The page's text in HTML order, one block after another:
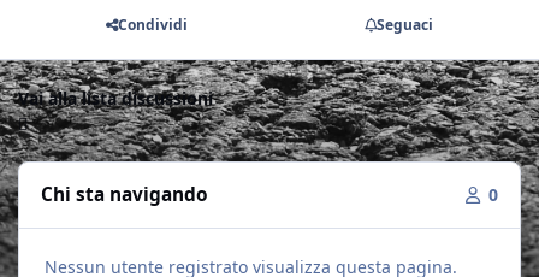
Condividi Seguaci
Vai alla lista discussioni
Chi sta navigando 0
Nessun utente registrato visualizza questa pagina.